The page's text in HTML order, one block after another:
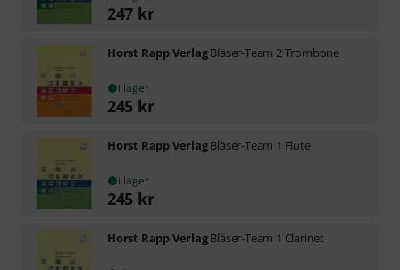
247 kr
Horst Rapp VerlagBläser-Team 2 Trombone
i lager
245 kr
Horst Rapp VerlagBläser-Team 1 Flute
i lager
245 kr
Horst Rapp VerlagBläser-Team 1 Clarinet